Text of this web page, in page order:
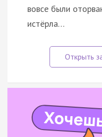
вовсе были
истёрла…